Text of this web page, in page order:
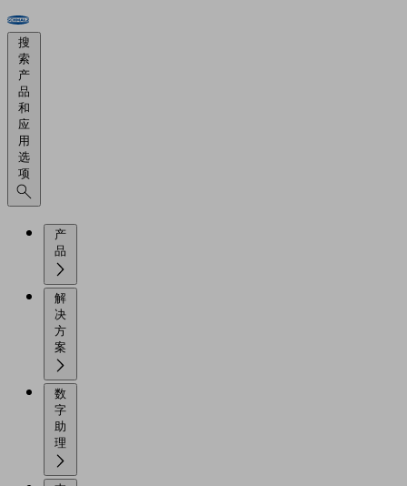
搜
索
产
品
和
应
用
选
项
产
解
决
方
数
字
助